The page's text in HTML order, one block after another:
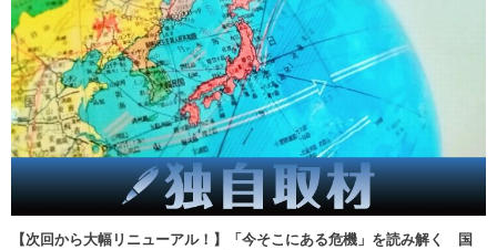
【次回から大幅リニューアル！】「今そこにある危機」を読み解く 国